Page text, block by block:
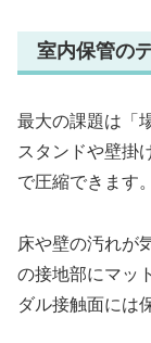
室内保管の
最大の課題は「
スタンドや壁掛
で圧縮できます。
床や壁の汚れが
の接地部にマッ
ダル接触面には